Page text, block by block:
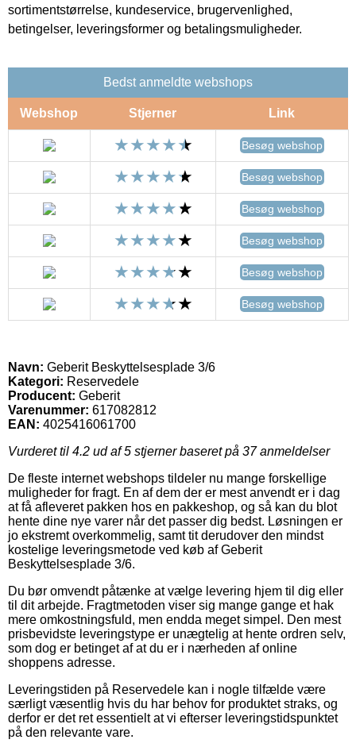
sortimentstørrelse, kundeservice, brugervenlighed,
betingelser, leveringsformer og betalingsmuligheder.
Bedst anmeldte webshops
Webshop Stjerner Link
Besøg webshop
Besøg webshop
Besøg webshop
Besøg webshop
Besøg webshop
Besøg webshop
Navn: Geberit Beskyttelsesplade 3/6
Kategori: Reservedele
Producent: Geberit
Varenummer: 617082812
EAN: 4025416061700
Vurderet til 4.2 ud af 5 stjerner baseret på 37anmeldelser
De fleste internet webshops tildeler nu mange forskellige
muligheder for fragt. En af dem der er mest anvendt er i dag
at få afleveret pakken hos en pakkeshop, og så kan du blot
hente dine nye varer når det passer dig bedst. Løsningen er
jo ekstremt overkommelig, samt tit derudover den mindst
kostelige leveringsmetode ved køb af Geberit
Beskyttelsesplade 3/6.
Du bør omvendt påtænke at vælge levering hjem til dig eller
til dit arbejde. Fragtmetoden viser sig mange gange et hak
mere omkostningsfuld, men endda meget simpel. Den mest
prisbevidste leveringstype er unægtelig at hente ordren selv,
som dog er betinget af at du er i nærheden af online
shoppens adresse.
Leveringstiden på Reservedele kan i nogle tilfælde være
særligt væsentlig hvis du har behov for produktet straks, og
derfor er det ret essentielt at vi efterser leveringstidspunktet
på den relevante vare.